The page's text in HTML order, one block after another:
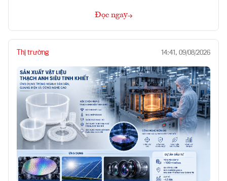
Đọc ngay
Thị trường 14:41, 09/08/2026